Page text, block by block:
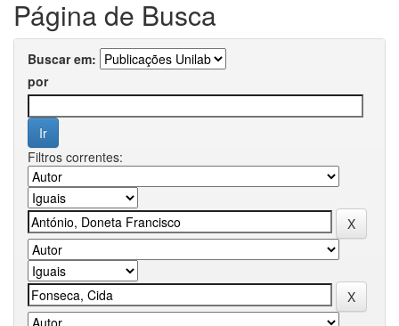
Página de Busca
Buscar em:
por
Filtros correntes: